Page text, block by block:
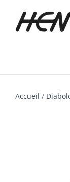
contenu
Accueil /